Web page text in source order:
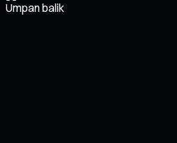
Umpan balik